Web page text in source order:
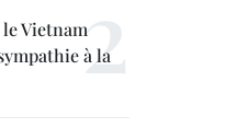
Vietnam
à la